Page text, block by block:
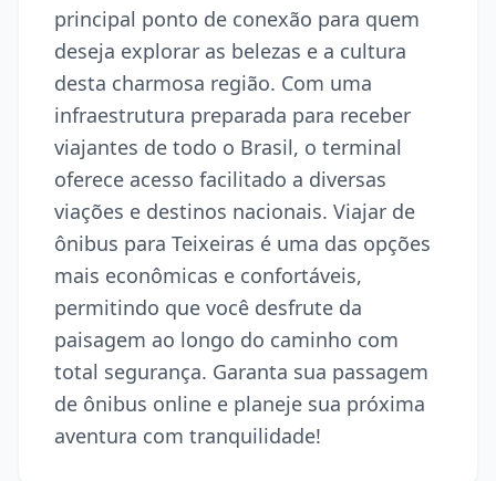
principal ponto de conexão para quem
deseja explorar as belezas e a cultura
desta charmosa região. Com uma
infraestrutura preparada para receber
viajantes de todo o Brasil, o terminal
oferece acesso facilitado a diversas
viações e destinos nacionais. Viajar de
ônibus para Teixeiras é uma das opções
mais econômicas e confortáveis,
permitindo que você desfrute da
paisagem ao longo do caminho com
total segurança. Garanta sua passagem
de ônibus online e planeje sua próxima
aventura com tranquilidade!